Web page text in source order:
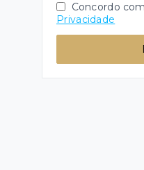
Concordo
Privacidade